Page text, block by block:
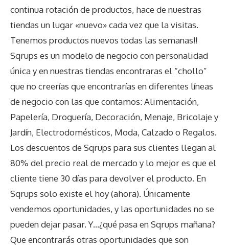
continua rotación de productos, hace de nuestras
tiendas un lugar «nuevo» cada vez que la visitas.
Tenemos productos nuevos todas las semanas!!
Sqrups es un modelo de negocio con personalidad
única y en nuestras tiendas encontraras el “chollo”
que no creerías que encontrarías en diferentes líneas
de negocio con las que contamos: Alimentación,
Papelería, Droguería, Decoración, Menaje, Bricolaje y
Jardín, Electrodomésticos, Moda, Calzado o Regalos.
Los descuentos de Sqrups para sus clientes llegan al
80% del precio real de mercado y lo mejor es que el
cliente tiene 30 días para devolver el producto. En
Sqrups solo existe el hoy (ahora). Únicamente
vendemos oportunidades, y las oportunidades no se
pueden dejar pasar. Y…¿qué pasa en Sqrups mañana?
Que encontrarás otras oportunidades que son